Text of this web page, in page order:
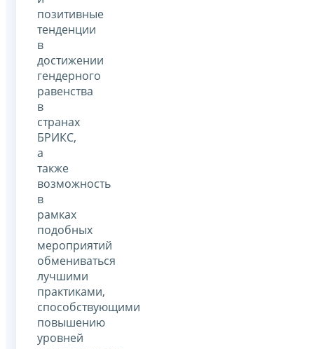
позитивные
тенденции
в
достижении
гендерного
равенства
в
странах
БРИКС,
а
также
возможность
в
рамках
подобных
мероприятий
обмениваться
лучшими
практиками,
способствующими
повышению
уровней